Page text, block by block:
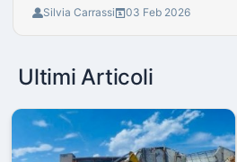
Silvia Carrassi 03 Feb 2026
Ultimi Articoli